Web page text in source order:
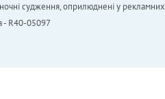
судження, оприлюднені у
- R40-05097